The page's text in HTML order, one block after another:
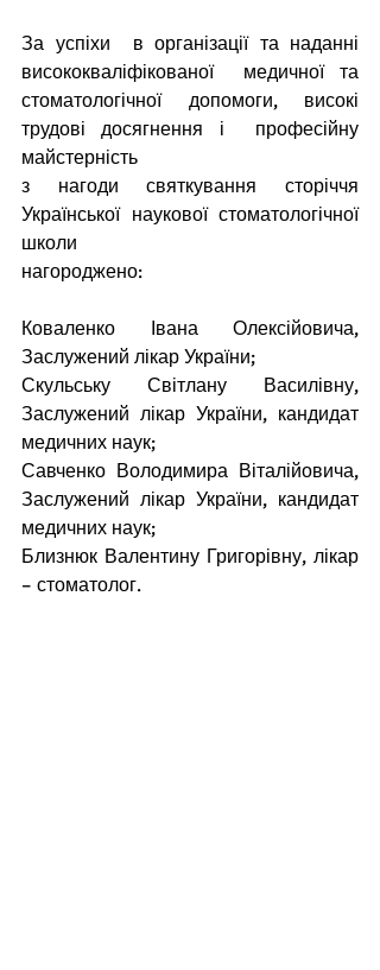
За успіхи  в організації та наданні
висококваліфікованої  медичної та
стоматологічної допомоги, високі
трудові досягнення і  професійну
майстерність
з нагоди святкування сторіччя
Української наукової стоматологічної
школи
нагороджено:
Коваленко Івана Олексійовича,
Заслужений лікар України;
Скульську Світлану Василівну,
Заслужений лікар України, кандидат
медичних наук;
Савченко Володимира Віталійовича,
Заслужений лікар України, кандидат
медичних наук;
Близнюк Валентину Григорівну, лікар
– стоматолог.